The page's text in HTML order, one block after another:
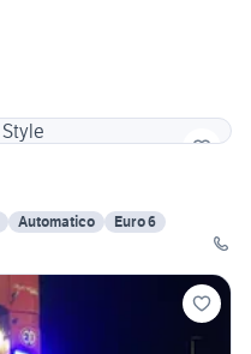
Automatico
Euro 6